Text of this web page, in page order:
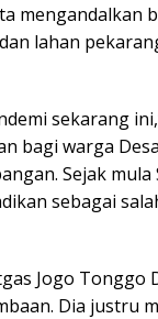
mengandalkan
dan lahan
sekarang
bagi warga
Sejak mula
sebagai
Jogo Tonggo
Dia justru